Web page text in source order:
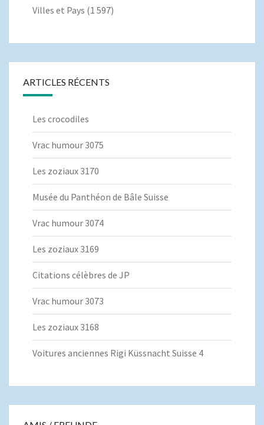
Villes et Pays (1 597)
ARTICLES RÉCENTS
Les crocodiles
Vrac humour 3075
Les zoziaux 3170
Musée du Panthéon de Bâle Suisse
Vrac humour 3074
Les zoziaux 3169
Citations célèbres de JP
Vrac humour 3073
Les zoziaux 3168
Voitures anciennes Rigi Küssnacht Suisse 4